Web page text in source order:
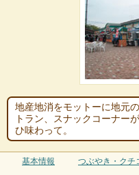
地産地消をモットーに地元
トラン、スナックコーナー
ひ味わって。
基本情報 つぶやき・クチ